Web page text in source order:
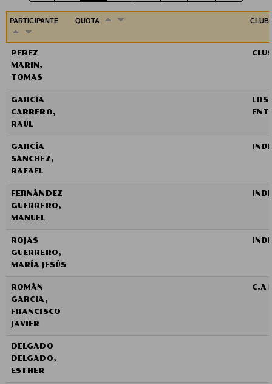
PARTICIPANTE QUOTA
PEREZ
MARIN,
TOMAS
GARCÍA
CARRERO,
RAÚL
LOS
GARCÍA
SÁNCHEZ,
RAFAEL
FERNÁNDEZ
GUERRERO,
MANUEL
ROJAS
GUERRERO,
MARÍA JESÚS
ROMÁN
GARCIA,
FRANCISCO
JAVIER
C.A
DELGADO
DELGADO,
ESTHER